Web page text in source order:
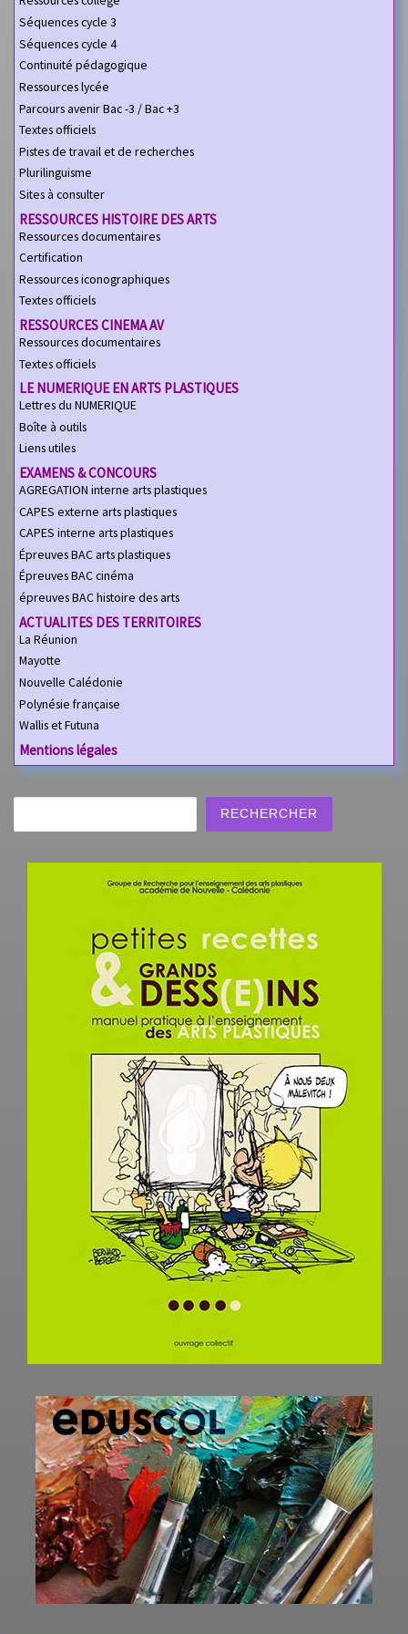
Séquences cycle 3
Séquences cycle 4
Continuité pédagogique
Ressources lycée
Parcours avenir Bac -3 / Bac +3
Textes officiels
Pistes de travail et de recherches
Plurilinguisme
Sites à consulter
RESSOURCES HISTOIRE DES ARTS
Ressources documentaires
Certification
Ressources iconographiques
Textes officiels
RESSOURCES CINEMA AV
Ressources documentaires
Textes officiels
LE NUMERIQUE EN ARTS PLASTIQUES
Lettres du NUMERIQUE
Boîte à outils
Liens utiles
EXAMENS & CONCOURS
AGREGATION interne arts plastiques
CAPES externe arts plastiques
CAPES interne arts plastiques
Épreuves BAC arts plastiques
Épreuves BAC cinéma
épreuves BAC histoire des arts
ACTUALITES DES TERRITOIRES
La Réunion
Mayotte
Nouvelle Calédonie
Polynésie française
Wallis et Futuna
Mentions légales
RECHERCHER